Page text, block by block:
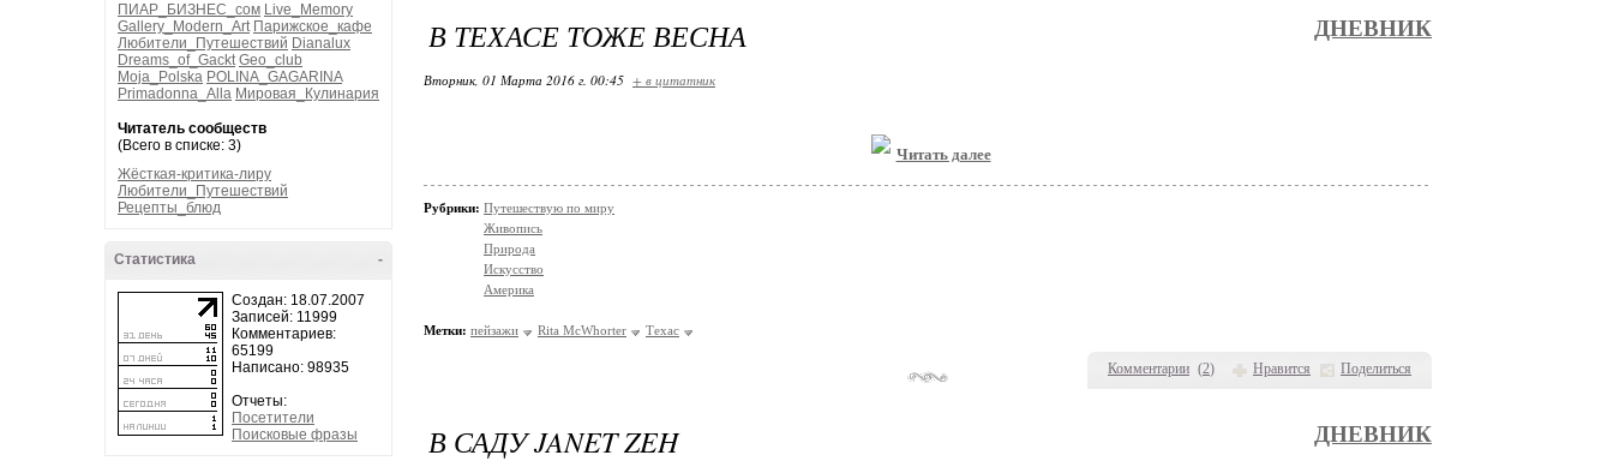
ПИАР_БИЗНЕС_сом Live_Memory
Gallery_Modern_Art Парижское_кафе
Любители_Путешествий Dianalux
Dreams_of_Gackt Geo_club
Moja_Polska POLINA_GAGARINA
Primadonna_Alla Мировая_Кулинария
Читатель сообществ
(Всего в списке: 3)
Жёсткая-критика-лиру
Любители_Путешествий
Рецепты_блюд
-
Статистика
Создан: 18.07.2007
Записей: 11999
Комментариев:
65199
Написано: 98935
Отчеты:
Посетители
Поисковые фразы
Комментарии (2) Нравится Поделиться
В ТЕХАСЕ ТОЖЕ ВЕСНА ДНЕВНИК
Вторник, 01 Марта 2016 г. 00:45 + в цитатник
Читать далее
Рубрики: Путешествую по миру
Живопись
Природа
Искусство
Америка
Метки: пейзажи Rita McWhorter Техас
В САДУ JANET ZEH ДНЕВНИК